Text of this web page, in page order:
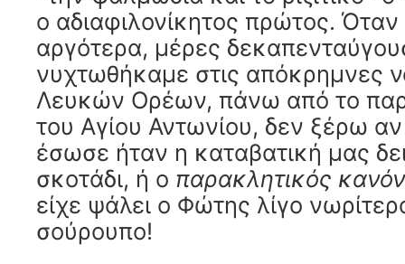
ο αδιαφιλονίκητος πρώτος.
αργότερα, μέρες
νυχτωθήκαμε στις απόκρημνες
Λευκών Ορέων, πάνω από το
του Αγίου Αντωνίου, δεν ξέρω
έσωσε ήταν η καταβατική μας
σκοτάδι, ή ο παρακλητικός
είχε ψάλει ο Φώτης λίγο
σούρουπο!